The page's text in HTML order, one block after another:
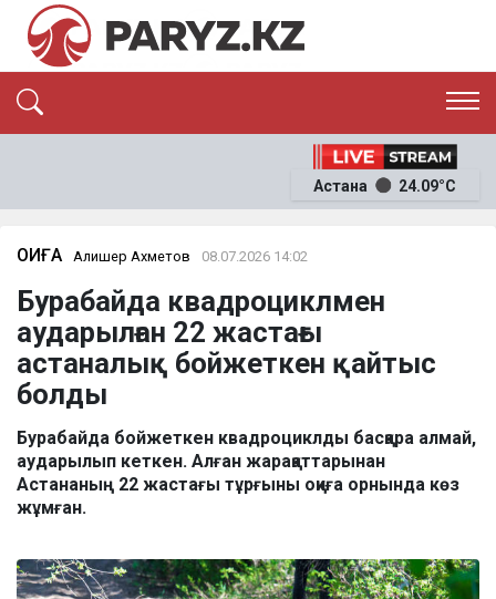
ЭКОНОМИКА
ОҚИҒА
News
Астана 24.09°C
ОҚИҒА Алишер Ахметов 08.07.2026 14:02
Бурабайда квадроциклмен
аударылған 22 жастағы
астаналық бойжеткен қайтыс
болды
Бурабайда бойжеткен квадроциклды басқара алмай,
аударылып кеткен. Алған жарақаттарынан
Астананың 22 жастағы тұрғыны оқиға орнында көз
жұмған.